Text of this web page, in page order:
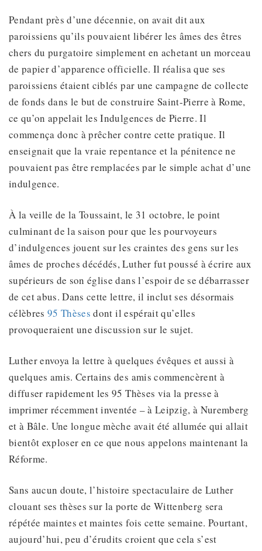
Pendant près d’une décennie, on avait dit aux
paroissiens qu’ils pouvaient libérer les âmes des êtres
chers du purgatoire simplement en achetant un morceau
de papier d’apparence officielle. Il réalisa que ses
paroissiens étaient ciblés par une campagne de collecte
de fonds dans le but de construire Saint-Pierre à Rome,
ce qu’on appelait les Indulgences de Pierre. Il
commença donc à prêcher contre cette pratique. Il
enseignait que la vraie repentance et la pénitence ne
pouvaient pas être remplacées par le simple achat d’une
indulgence.
À la veille de la Toussaint, le 31 octobre, le point
culminant de la saison pour que les pourvoyeurs
d’indulgences jouent sur les craintes des gens sur les
âmes de proches décédés, Luther fut poussé à écrire aux
supérieurs de son église dans l’espoir de se débarrasser
de cet abus. Dans cette lettre, il inclut ses désormais
célèbres95 Thèses dont il espérait qu’elles
provoqueraient une discussion sur le sujet.
Luther envoya la lettre à quelques évêques et aussi à
quelques amis. Certains des amis commencèrent à
diffuser rapidement les 95 Thèses via la presse à
imprimer récemment inventée – à Leipzig, à Nuremberg
et à Bâle. Une longue mèche avait été allumée qui allait
bientôt exploser en ce que nous appelons maintenant la
Réforme.
Sans aucun doute, l’histoire spectaculaire de Luther
clouant ses thèses sur la porte de Wittenberg sera
répétée maintes et maintes fois cette semaine. Pourtant,
aujourd’hui, peu d’érudits croient que cela s’est